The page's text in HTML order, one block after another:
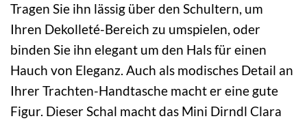
Tragen Sie ihn lässig über den Schultern, um
Ihren Dekolleté-Bereich zu umspielen, oder
binden Sie ihn elegant um den Hals für einen
Hauch von Eleganz. Auch als modisches Detail an
Ihrer Trachten-Handtasche macht er eine gute
Figur. Dieser Schal macht das Mini Dirndl Clara